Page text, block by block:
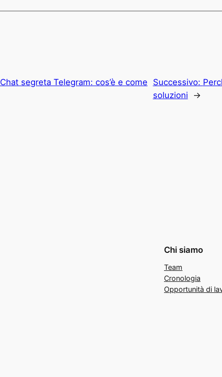
Chat segreta Telegram: cos’è e come
Successivo:
soluzioni
→
Chi siamo
Team
Cronologia
Opportunità di